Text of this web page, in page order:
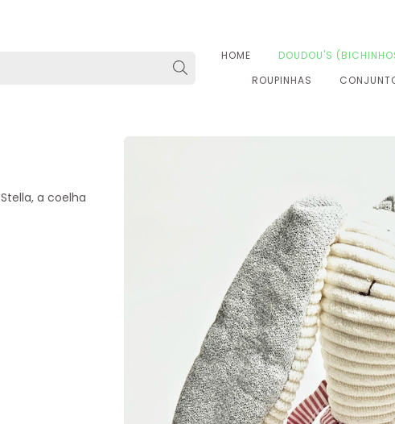
HOME DOUDOU'S
ROUPINHAS
Stella, a coelha